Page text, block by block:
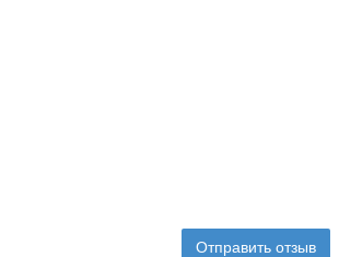
Отправить отзыв